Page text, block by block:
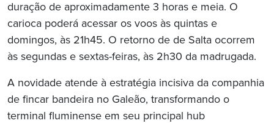
duração de aproximadamente 3 horas e meia. O
carioca poderá acessar os voos às quintas e
domingos, às 21h45. O retorno de de Salta ocorrem
às segundas e sextas-feiras, às 2h30 da madrugada.
A novidade atende à estratégia incisiva da companhia
de fincar bandeira no Galeão, transformando o
terminal fluminense em seu principal hub